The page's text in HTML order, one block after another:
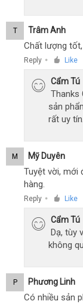
T Trâm Anh
Chất lượng
Reply ● Like
Cẩm Tú
Thanks
sản
rất uy tín.
M Mỹ Duyên
Tuyệt vời, mới
hàng.
Reply ● Like
Cẩm Tú
Dạ, tùy
không
P Phương Linh
Có nhiều sản